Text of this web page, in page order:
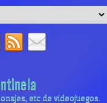
etc de videojuegos.